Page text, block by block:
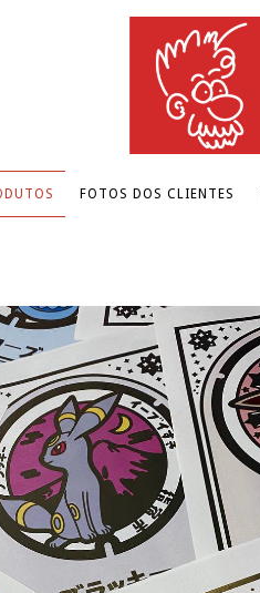
FOTOS DOS CLIENTES